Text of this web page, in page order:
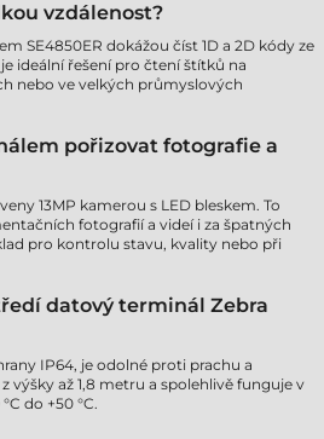
vzdálenost?
SE4850ER dokážou číst 1D a 2D kódy ze
ideální řešení pro čtení štítků na
nebo ve velkých průmyslových
pořizovat fotografie a
13MP kamerou s LED bleskem. To
fotografií a videí i za špatných
pro kontrolu stavu, kvality nebo při
datový terminál Zebra
IP64, je odolné proti prachu a
výšky až 1,8 metru a spolehlivě funguje v
do +50 °C.